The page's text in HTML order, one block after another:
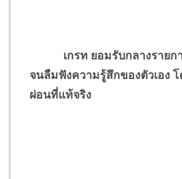
เกรท ยอมรับกลางรายการ
จนลืมฟังความรู้สึกของตัวเอง
ผ่อนที่แท้จริง